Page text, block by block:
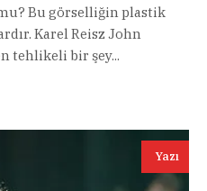
Bu görselliğin plastik
Karel Reisz John
tehlikeli bir şey...
Yazı